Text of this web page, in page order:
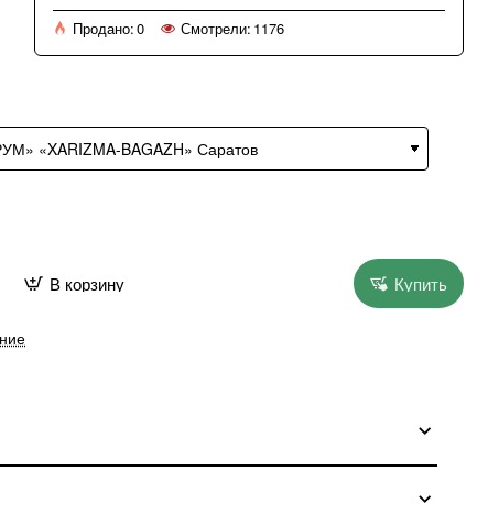
Продано:0 Смотрели: 1176
В корзину Купить